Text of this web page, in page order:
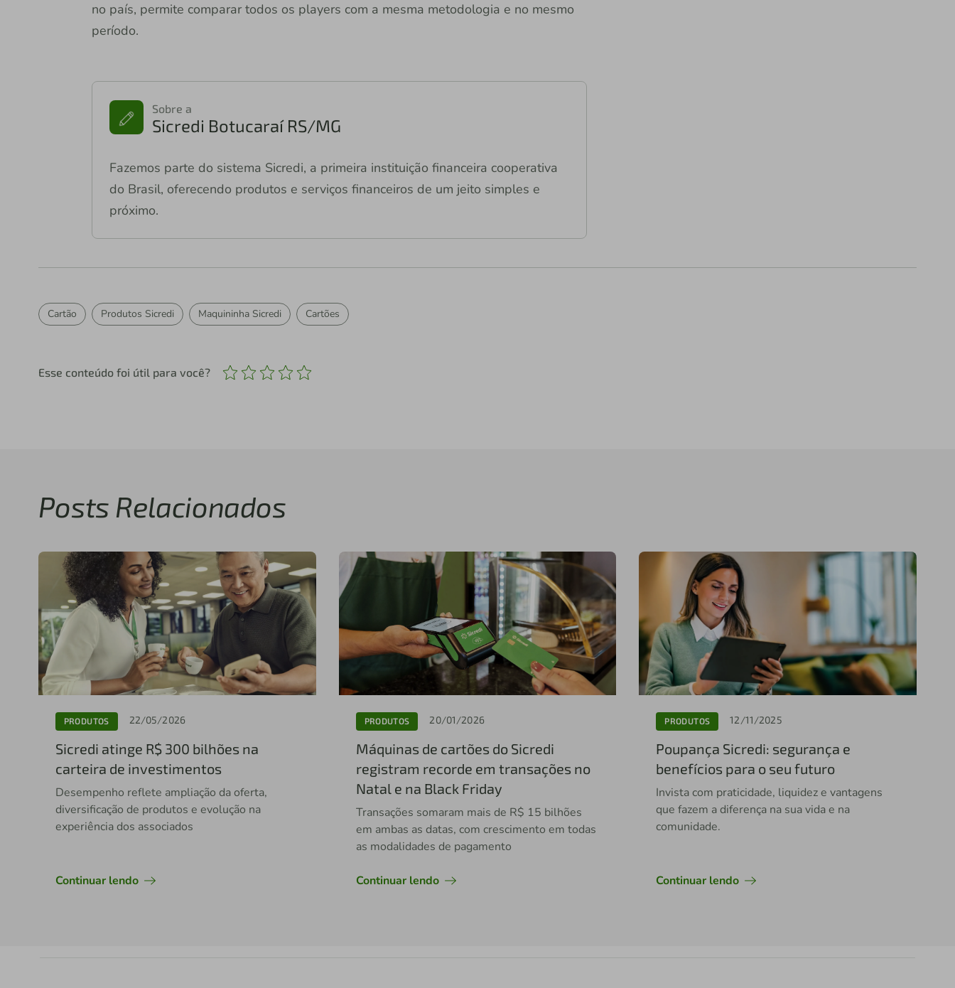
no país, permite comparar todos os players com a mesma metodologia e no mesmo
período.
Sobre a
Sicredi Botucaraí RS/MG
Fazemos parte do sistema Sicredi, a primeira instituição financeira cooperativa
do Brasil, oferecendo produtos e serviços financeiros de um jeito simples e
próximo.
Cartão Produtos Sicredi Maquininha Sicredi Cartões
Esse conteúdo foi útil para você?
Posts Relacionados
PRODUTOS 22/05/2026
Sicredi atinge R$ 300 bilhões na
carteira de investimentos
Desempenho reflete ampliação da oferta,
diversificação de produtos e evolução na
experiência dos associados
Continuar lendo
PRODUTOS 20/01/2026
Máquinas de cartões do Sicredi
registram recorde em transações no
Natal e na Black Friday
Transações somaram mais de R$ 15 bilhões
em ambas as datas, com crescimento em todas
as modalidades de pagamento
Continuar lendo
PRODUTOS 12/11/2025
Poupança Sicredi: segurança e
benefícios para o seu futuro
Invista com praticidade, liquidez e vantagens
que fazem a diferença na sua vida e na
comunidade.
Continuar lendo